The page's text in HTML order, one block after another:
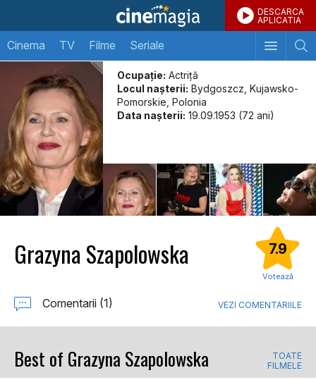
DESCARCA
APLICATIA
Cinema TV Filme Seriale
Ocupație: Actriţă
Locul naşterii: Bydgoszcz, Kujawsko-
Pomorskie, Polonia
Data naşterii: 19.09.1953 (72 ani)
Grazyna Szapolowska 7.9
Votează
Comentarii (1) VEZI COMENTARIILE
Best of Grazyna Szapolowska
TOATE
FILMELE